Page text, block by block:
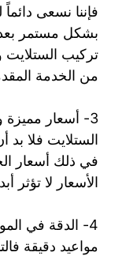
فإننا نسعى
بشكل مستمر بعد
تركيب الستلايت
من الخدمة
3- أسعار
الستلايت فلا
في ذلك أسعار
الأسعار لا تؤثر
4- الدقة في
مواعيد دقيقة